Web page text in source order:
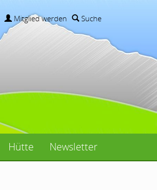
Mitglied werden
Suche
Hütte Newsletter